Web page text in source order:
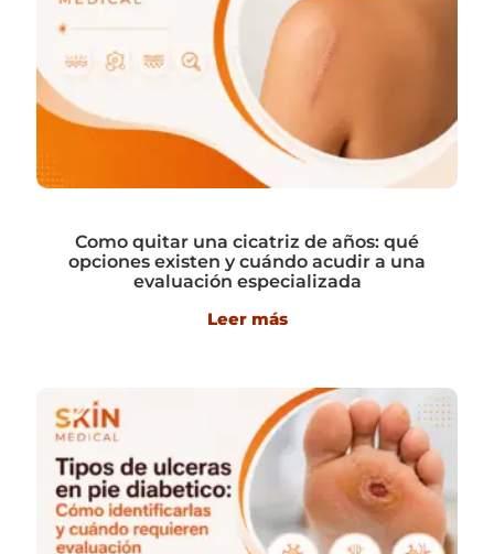
Como quitar una cicatriz de años: qué
opciones existen y cuándo acudir a una
evaluación especializada
Leer más